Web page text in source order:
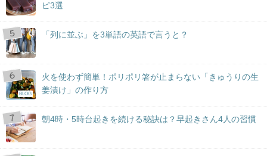
ピ3選
「列に並ぶ」を3単語の英語で言うと？
BLOG
火を使わず簡単！ポリポリ箸が止まらない「きゅうりの生
姜漬け」の作り方
朝4時・5時台起きを続ける秘訣は？早起きさん4人の習慣